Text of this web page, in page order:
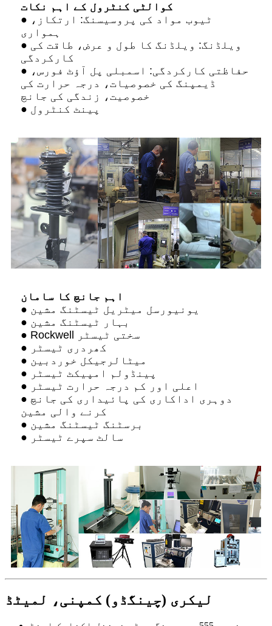
کوالٹی کنٹرول کے اہم نکات
● ٹیوب مواد کی پروسیسنگ: ارتکاز،
ہمواری
● ویلڈنگ: ویلڈنگ کا طول و عرض، طاقت کی
کارکردگی
● حفاظتی کارکردگی: اسمبلی پل آؤٹ فورس،
ڈیمپنگ کی خصوصیات، درجہ حرارت کی
خصوصیت، زندگی کی جانچ
● پینٹ کنٹرول
اہم جانچ کا سامان
● یونیورسل میٹریل ٹیسٹنگ مشین
● بہار ٹیسٹنگ مشین
● Rockwell سختی ٹیسٹر
● کھردری ٹیسٹر
● میٹالرجیکل خوردبین
● پینڈولم امپیکٹ ٹیسٹر
● اعلی اور کم درجہ حرارت ٹیسٹر
● دوہری اداکاری کی پائیداری کی جانچ
کرنے والی مشین
● برسٹنگ ٹیسٹنگ مشین
● سالٹ سپرے ٹیسٹر
لیکری (چینگڈو) کمپنی، لمیٹڈ